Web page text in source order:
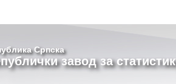
Српска
завод за